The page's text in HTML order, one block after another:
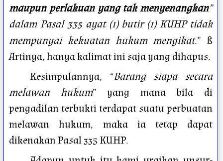
maupun perlakuan yang tak menyenangkan”
dalam Pasal 335 ayat (1) butir (1) KUHP tidak
mempunyai kekuatan hukum mengikat.” ß
Artinya, hanya kalimat ini saja yang dihapus.
Kesimpulannya, “Barang siapa secara
melawan hukum” yang mana bila di
pengadilan terbukti terdapat suatu perbuatan
melawan hukum, maka ia tetap dapat
dikenakan Pasal 335 KUHP.